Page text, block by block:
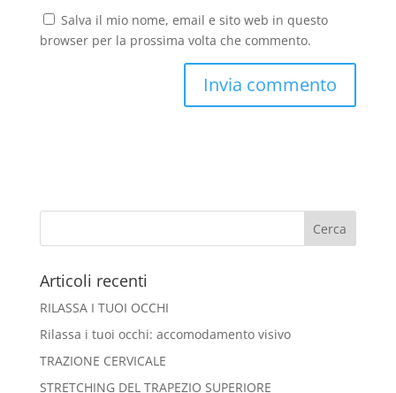
Salva il mio nome, email e sito web in questo
browser per la prossima volta che commento.
Articoli recenti
RILASSA I TUOI OCCHI
Rilassa i tuoi occhi: accomodamento visivo
TRAZIONE CERVICALE
STRETCHING DEL TRAPEZIO SUPERIORE